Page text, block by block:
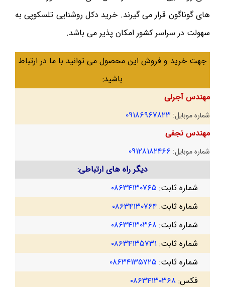
های گوناگون قرار می گیرند‌. خرید دکل روشنایی تلسکوپی به
سهولت در سراسر کشور امکان پذیر می باشد.
جهت خرید و فروش این محصول می توانید با ما در ارتباط
باشید:
مهندس آجرلی
شماره موبایل: ۰۹۱۸۶۹۶۷۸۲۳
مهندس نجفی
شماره موبایل: ۰۹۱۲۸۱۸۲۴۶۶
دیگر راه های ارتباطی:
شماره ثابت: ۰۸۶۳۴۱۳۰۷۶۵
شماره ثابت: ۰۸۶۳۴۱۳۰۷۶۴
شماره ثابت: ۰۸۶۳۴۱۳۰۳۶۸
شماره ثابت: ۰۸۶۳۴۱۳۵۷۳۱
شماره ثابت: ۰۸۶۳۴۱۳۵۷۲۵
فکس: ۰۸۶۳۴۱۳۰۳۶۸